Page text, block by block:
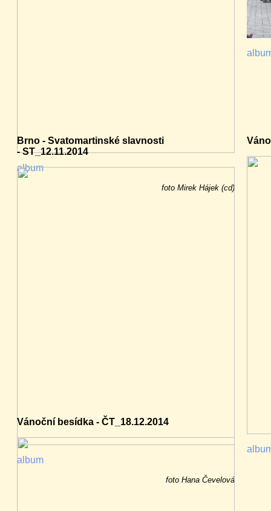
album
foto Mirek Hájek (cd)
Brno - Svatomartinské slavnosti
- ST_12.11.2014
album
foto Hana Čevelová
Vánoční besídka - ČT_18.12.2014